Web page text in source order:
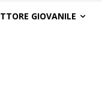
GIOVANILE